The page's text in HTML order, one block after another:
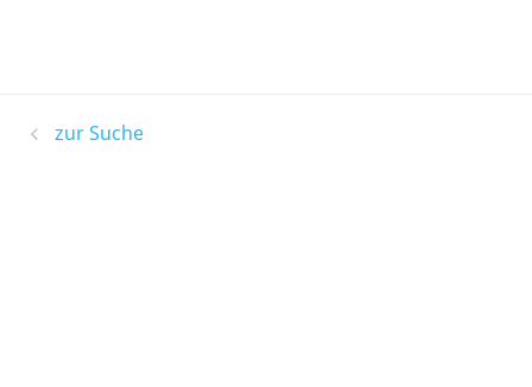
zur Suche